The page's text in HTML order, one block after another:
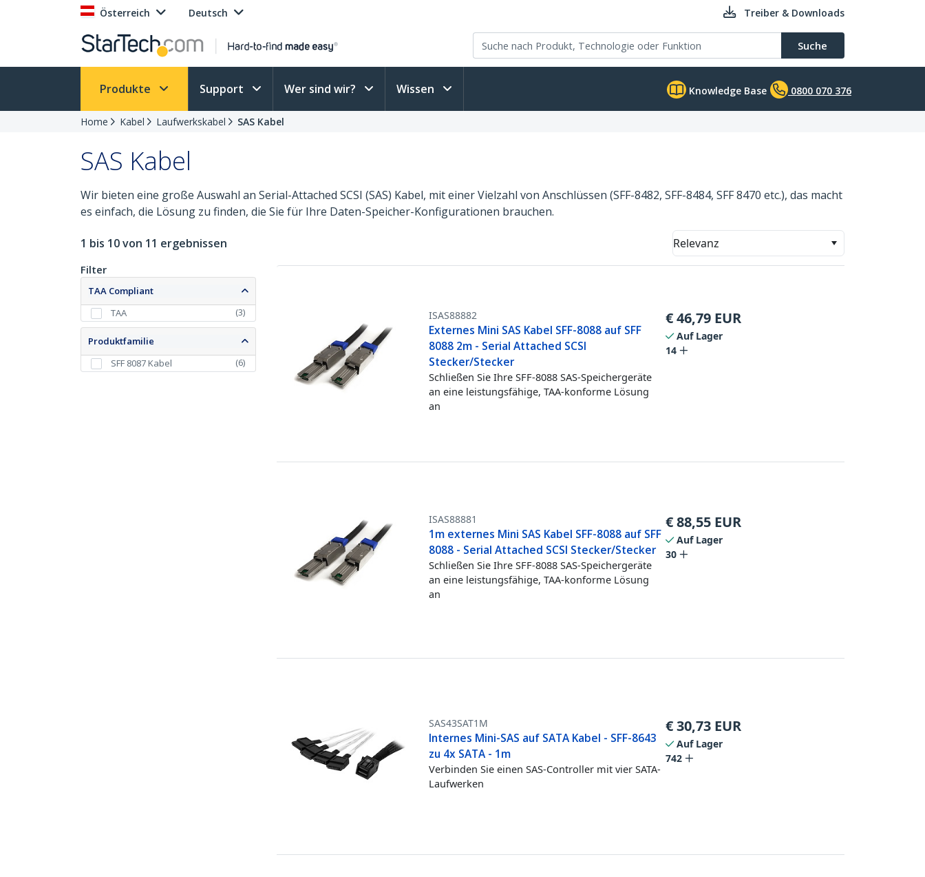
Österreich Deutsch Treiber & Downloads
Suche
Produkte Support Wer sind wir? Wissen Knowledge Base 0800 070 376
Home Kabel Laufwerkskabel SAS Kabel
SAS Kabel
Wir bieten eine große Auswahl an Serial-Attached SCSI (SAS) Kabel, mit einer Vielzahl von Anschlüssen (SFF-8482, SFF-8484, SFF 8470 etc.), das macht
es einfach, die Lösung zu finden, die Sie für Ihre Daten-Speicher-Konfigurationen brauchen.
1 bis 10 von 11 ergebnissen Relevanz
Filter
TAA Compliant
TAA
(3)
Produktfamilie
SFF 8087 Kabel
(6)
ISAS88882
Externes Mini SAS Kabel SFF-8088 auf SFF
8088 2m - Serial Attached SCSI
Stecker/Stecker
Schließen Sie Ihre SFF-8088 SAS-Speichergeräte
an eine leistungsfähige, TAA-konforme Lösung
an
€46,79 EUR
Auf Lager
14
ISAS88881
1m externes Mini SAS Kabel SFF-8088 auf SFF
8088 - Serial Attached SCSI Stecker/Stecker
Schließen Sie Ihre SFF-8088 SAS-Speichergeräte
an eine leistungsfähige, TAA-konforme Lösung
an
€88,55 EUR
Auf Lager
30
SAS43SAT1M
Internes Mini-SAS auf SATA Kabel - SFF-8643
zu 4x SATA - 1m
Verbinden Sie einen SAS-Controller mit vier SATA-
Laufwerken
€30,73 EUR
Auf Lager
742